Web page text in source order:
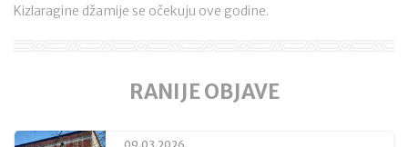
Kizlaragine džamije se očekuju ove godine.
RANIJE OBJAVE
09.03.2026.